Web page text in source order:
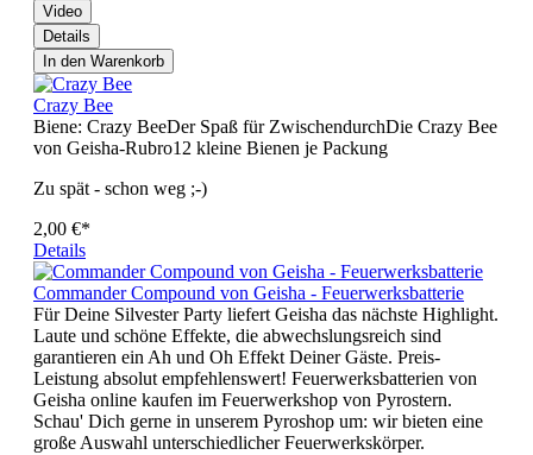
Video
Details
In den Warenkorb
Crazy Bee
Biene: Crazy BeeDer Spaß für ZwischendurchDie Crazy Bee
von Geisha-Rubro12 kleine Bienen je Packung
Zu spät - schon weg ;-)
2,00 €*
Details
Commander Compound von Geisha - Feuerwerksbatterie
Für Deine Silvester Party liefert Geisha das nächste Highlight.
Laute und schöne Effekte, die abwechslungsreich sind
garantieren ein Ah und Oh Effekt Deiner Gäste. Preis-
Leistung absolut empfehlenswert! Feuerwerksbatterien von
Geisha online kaufen im Feuerwerkshop von Pyrostern.
Schau' Dich gerne in unserem Pyroshop um: wir bieten eine
große Auswahl unterschiedlicher Feuerwerkskörper.